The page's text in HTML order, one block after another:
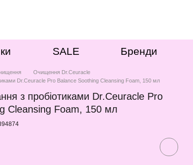
SALE Бренди
Очищення Dr.Ceuracle
Dr.Ceuracle Pro Balance Soothing Cleansing Foam, 150 мл
з пробіотиками Dr.Ceuracle Pro
Cleansing Foam, 150 мл